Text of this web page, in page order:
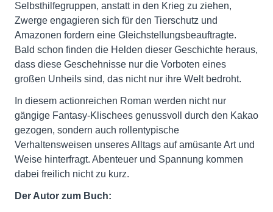
Selbsthilfegruppen, anstatt in den Krieg zu ziehen,
Zwerge engagieren sich für den Tierschutz und
Amazonen fordern eine Gleichstellungsbeauftragte.
Bald schon finden die Helden dieser Geschichte heraus,
dass diese Geschehnisse nur die Vorboten eines
großen Unheils sind, das nicht nur ihre Welt bedroht.
In diesem actionreichen Roman werden nicht nur
gängige Fantasy-Klischees genussvoll durch den Kakao
gezogen, sondern auch rollentypische
Verhaltensweisen unseres Alltags auf amüsante Art und
Weise hinterfragt. Abenteuer und Spannung kommen
dabei freilich nicht zu kurz.
Der Autor zum Buch: